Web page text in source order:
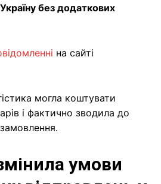
без додаткових
на сайті
могла коштувати
і фактично зводила до
умови